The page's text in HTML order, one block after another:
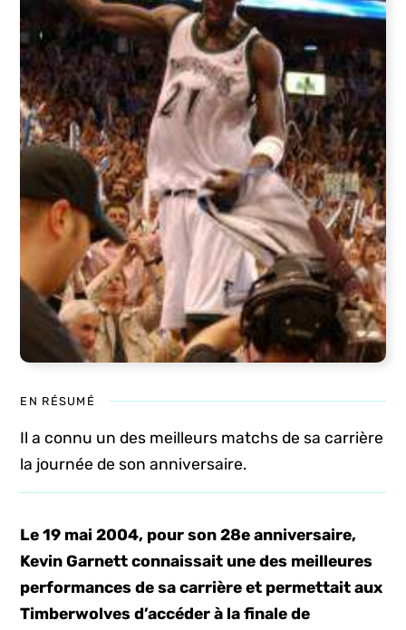
EN RÉSUMÉ
Il a connu un des meilleurs matchs de sa carrière
la journée de son anniversaire.
Le 19 mai 2004, pour son 28e anniversaire,
Kevin Garnett connaissait une des meilleures
performances de sa carrière et permettait aux
Timberwolves d’accéder à la finale de